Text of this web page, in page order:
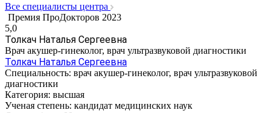
Все специалисты центра
Премия ПроДокторов 2023
5,0
Толкач Наталья Сергеевна
Врач акушер-гинеколог, врач ультразвуковой диагностики
Толкач Наталья Сергеевна
Специальность: врач акушер-гинеколог, врач ультразвуковой
диагностики
Категория: высшая
Ученая степень: кандидат медицинских наук